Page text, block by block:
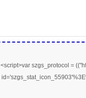
<script>var szgs_protocol =